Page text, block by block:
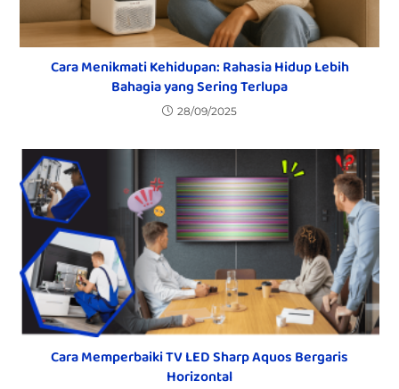
Cara Menikmati Kehidupan: Rahasia Hidup Lebih
Bahagia yang Sering Terlupa
28/09/2025
Cara Memperbaiki TV LED Sharp Aquos Bergaris
Horizontal